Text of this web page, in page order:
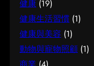
步是建立正確的基
訊不足或一知半解
與背景，是值得的
記服務的好處顯而
優先考量，再作選
選了不合適的尷尬
如何選擇 在考慮腳
需要出發，比較不
看價錢或表面資訊
化。把這些習慣養
手。 因應需要選擇
求也不一樣。先想
先考量，再作選擇
了不合適的尷尬，
健康 (19)
健康生活習慣 (1)
健康與美容 (1)
動物與寵物照顧 (1)